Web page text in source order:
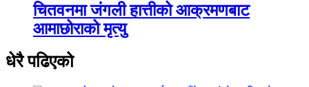
चितवनमा जंगली हात्तीको आक्रमणबाट
आमाछोराको मृत्यु
धेरै पढिएको